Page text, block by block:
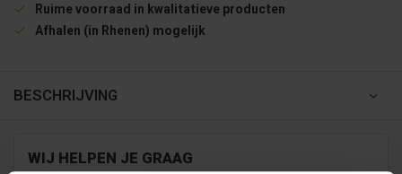
Ruime voorraad in kwalitatieve producten
Afhalen (in Rhenen) mogelijk
BESCHRIJVING
WIJ HELPEN JE GRAAG